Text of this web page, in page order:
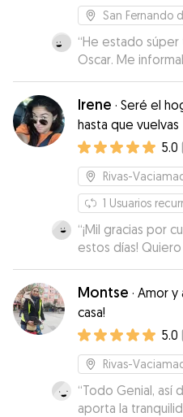
San Fernando
“He estado súper
Oscar. Me
me enviaba
problema.
Irene · Seré el
hasta que vuelvas
5.0
Rivas-
1 Usuarios
“¡Mil gracias por
estos días!
valoro el cariño y
especialmente
la medicación
fotos y videos
regalo enorme.
tranquilizaba y me
pesar de la
que una
tan bien cuidada,
Montse · Amor y
casa!
5.0
Rivas-
“Todo Genial, así
aporta la